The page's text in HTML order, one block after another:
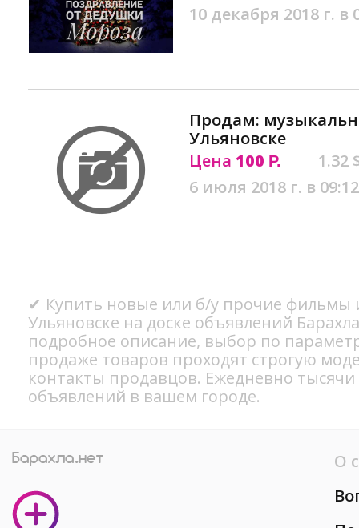
10 декабря 2018 г. в
Продам:
Ульяновске
Цена 100 Р.
1.32
6 июля 2018 г. в 09:12
✔ Купить новые или б/у прочие фильмы
Ульяновске на доске объявлений
подробное описание, выбор по
продаже товаров проходят строгую
контакты продавцов. Ежедневно
объявлений в вашем городе.
О